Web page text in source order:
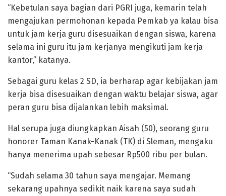
“Kebetulan saya bagian dari PGRI juga, kemarin telah
mengajukan permohonan kepada Pemkab ya kalau bisa
untuk jam kerja guru disesuaikan dengan siswa, karena
selama ini guru itu jam kerjanya mengikuti jam kerja
kantor,” katanya.
Sebagai guru kelas 2 SD, ia berharap agar kebijakan jam
kerja bisa disesuaikan dengan waktu belajar siswa, agar
peran guru bisa dijalankan lebih maksimal.
Hal serupa juga diungkapkan Aisah (50), seorang guru
honorer Taman Kanak-Kanak (TK) di Sleman, mengaku
hanya menerima upah sebesar Rp500 ribu per bulan.
“Sudah selama 30 tahun saya mengajar. Memang
sekarang upahnya sedikit naik karena saya sudah